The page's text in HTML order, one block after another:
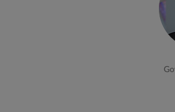
La gestione è di tipo attivo,
che si confronta con un
una costante analisi del